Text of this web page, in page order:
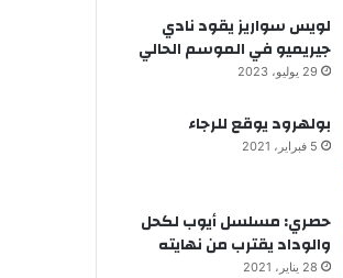
لويس سواريز يقود نادي
جيريميو في الموسم الحالي
29 يوليو، 2023
بولهرود يوقع للرجاء
5 فبراير، 2021
حصري: مسلسل أيوب لكحل
والوداد يقترب من نهايته
28 يناير، 2021